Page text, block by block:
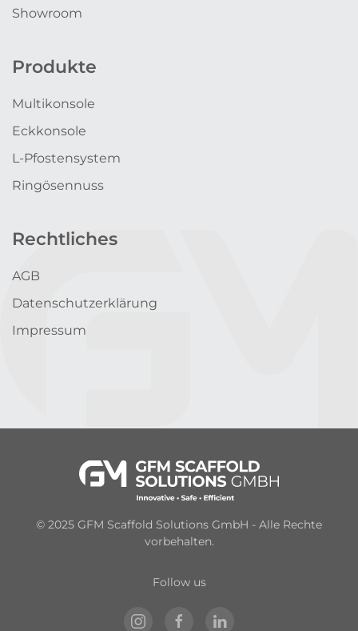
Showroom
Produkte
Multikonsole
Eckkonsole
L-Pfostensystem
Ringösennuss
Rechtliches
AGB
Datenschutzerklärung
Impressum
© 2025 GFM Scaffold Solutions GmbH - Alle Rechte
vorbehalten.
Follow us